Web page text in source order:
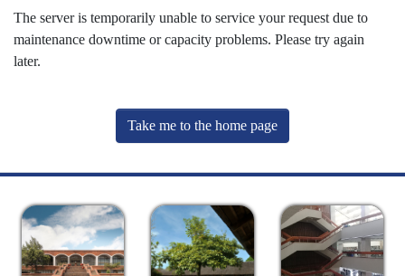
The server is temporarily unable to service your request due to
maintenance downtime or capacity problems. Please try again
later.
Take me to the home page